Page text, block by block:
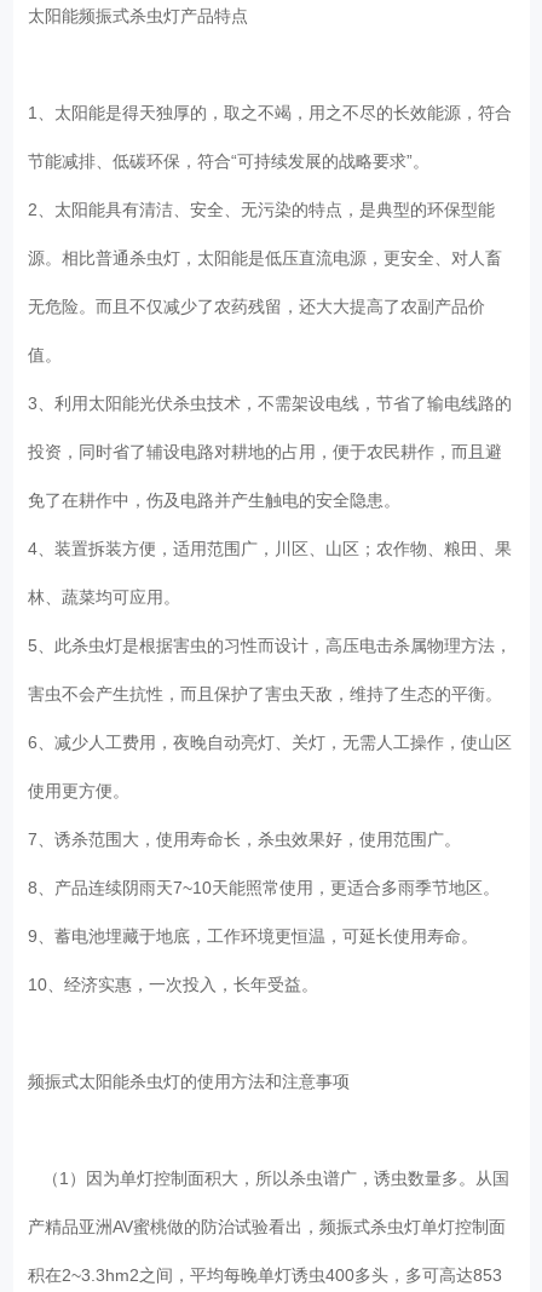
太阳能频振式杀虫灯产品特点
1、太阳能是得天独厚的，取之不竭，用之不尽的长效能源，符合
节能减排、低碳环保，符合“可持续发展的战略要求”。
2、太阳能具有清洁、安全、无污染的特点，是典型的环保型能
源。相比普通杀虫灯，太阳能是低压直流电源，更安全、对人畜
无危险。而且不仅减少了农药残留，还大大提高了农副产品价
值。
3、利用太阳能光伏杀虫技术，不需架设电线，节省了输电线路的
投资，同时省了辅设电路对耕地的占用，便于农民耕作，而且避
免了在耕作中，伤及电路并产生触电的安全隐患。
4、装置拆装方便，适用范围广，川区、山区；农作物、粮田、果
林、蔬菜均可应用。
5、此杀虫灯是根据害虫的习性而设计，高压电击杀属物理方法，
害虫不会产生抗性，而且保护了害虫天敌，维持了生态的平衡。
6、减少人工费用，夜晚自动亮灯、关灯，无需人工操作，使山区
使用更方便。
7、诱杀范围大，使用寿命长，杀虫效果好，使用范围广。
8、产品连续阴雨天7~10天能照常使用，更适合多雨季节地区。
9、蓄电池埋藏于地底，工作环境更恒温，可延长使用寿命。
10、经济实惠，一次投入，长年受益。
频振式太阳能杀虫灯的使用方法和注意事项
（1）因为单灯控制面积大，所以杀虫谱广，诱虫数量多。从国
产精品亚洲AV蜜桃做的防治试验看出，频振式杀虫灯单灯控制面
积在2~3.3hm2之间，平均每晚单灯诱虫400多头，多可高达853